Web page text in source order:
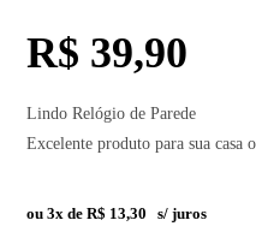
R$ 39,90
Lindo Relógio de Parede
Excelente produto para sua casa
ou 3x deR$ 13,30 s/ juros